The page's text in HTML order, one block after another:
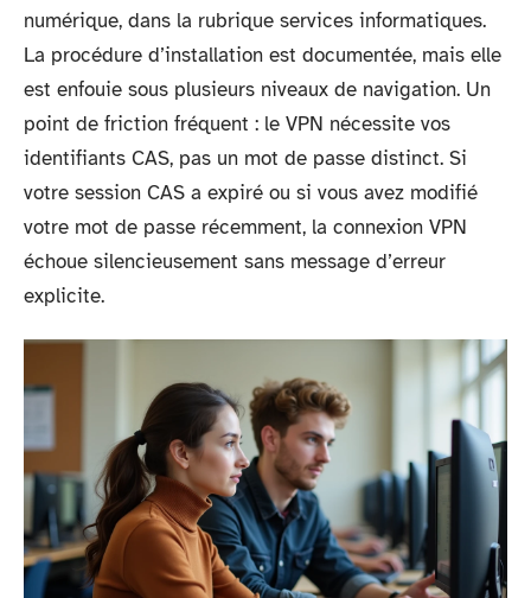
numérique, dans la rubrique services informatiques.
La procédure d’installation est documentée, mais elle
est enfouie sous plusieurs niveaux de navigation. Un
point de friction fréquent : le VPN nécessite vos
identifiants CAS, pas un mot de passe distinct. Si
votre session CAS a expiré ou si vous avez modifié
votre mot de passe récemment, la connexion VPN
échoue silencieusement sans message d’erreur
explicite.